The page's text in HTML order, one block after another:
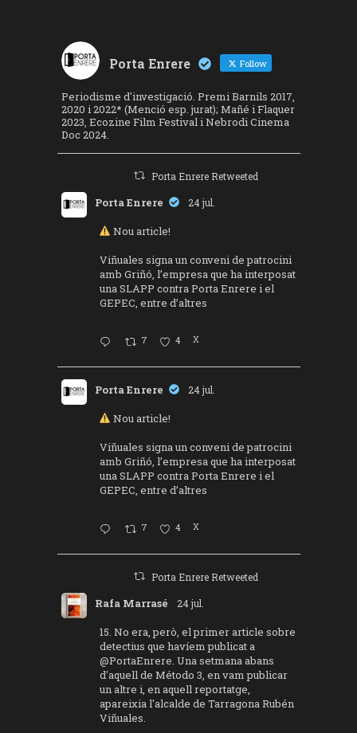
Porta Enrere Follow
Periodisme d'investigació. Premi Barnils 2017,
2020 i 2022* (Menció esp. jurat); Mañé i Flaquer
2023, Ecozine Film Festival i Nebrodi Cinema
Doc 2024.
Porta Enrere Retweeted
Porta Enrere 24 jul.
Nou article!
Viñuales signa un conveni de patrocini
amb Griñó, l’empresa que ha interposat
una SLAPP contra Porta Enrere i el
GEPEC, entre d’altres
7 4 X
Porta Enrere 24 jul.
Nou article!
Viñuales signa un conveni de patrocini
amb Griñó, l’empresa que ha interposat
una SLAPP contra Porta Enrere i el
GEPEC, entre d’altres
7 4 X
Porta Enrere Retweeted
Rafa Marrasé 24 jul.
15. No era, però, el primer article sobre
detectius que havíem publicat a
@PortaEnrere. Una setmana abans
d'aquell de Método 3, en vam publicar
un altre i, en aquell reportatge,
apareixia l'alcalde de Tarragona Rubén
Viñuales.